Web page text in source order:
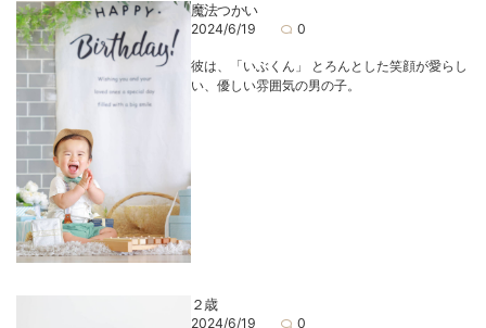
魔法つかい
2024/6/19 0
彼は、「いぶくん」 とろんとした笑顔が愛らし
い、優しい雰囲気の男の子。
２歳
2024/6/19 0